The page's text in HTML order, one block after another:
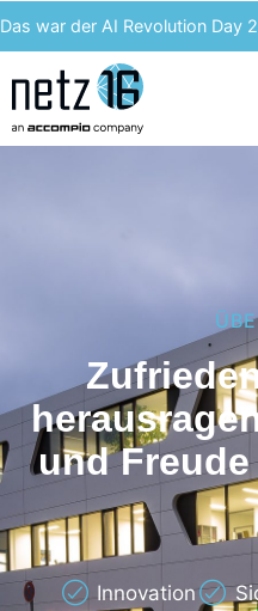
Das war der AI Revolution Day
Kern AI wird accompio AI
Unser Event des Jahres – Wir
und
Innovation